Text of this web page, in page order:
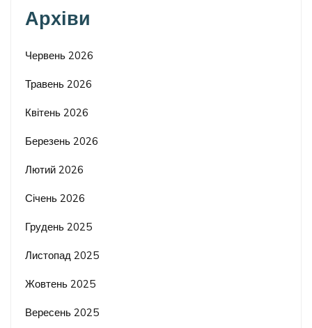
Архіви
Червень 2026
Травень 2026
Квітень 2026
Березень 2026
Лютий 2026
Січень 2026
Грудень 2025
Листопад 2025
Жовтень 2025
Вересень 2025